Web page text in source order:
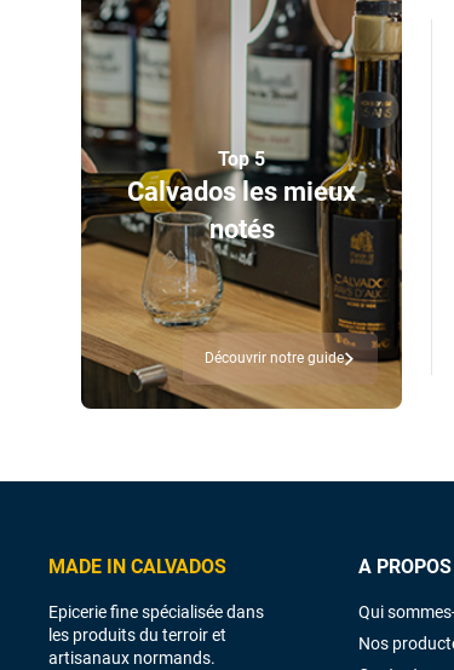
Top 5
Calvados les mieux
notés
Découvrir notre guide
MADE IN CALVADOS
Epicerie fine spécialisée dans
les produits du terroir et
artisanaux normands.
A PROPOS
Qui
Nos